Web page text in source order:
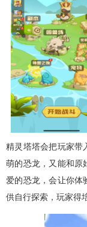
精灵塔塔会把玩家带
萌的恐龙，又能和原
爱的恐龙，会让你
供自行探索，玩家得